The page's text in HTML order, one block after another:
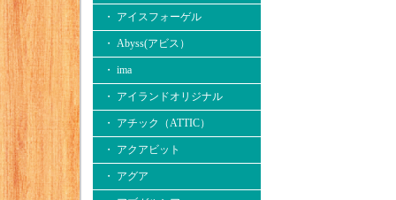
・ アイスフォーゲル
・ Abyss(アビス）
・ ima
・ アイランドオリジナル
・ アチック（ATTIC）
・ アクアビット
・ アグア